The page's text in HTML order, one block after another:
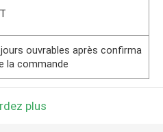
ouvrables après confirma
la commande
plus